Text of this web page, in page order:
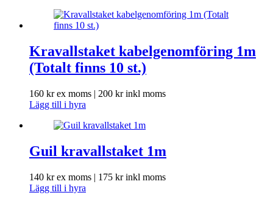
Kravallstaket kabelgenomföring 1m
(Totalt finns 10 st.)
160 krex moms | 200 krinkl moms
Lägg till i hyra
Guil kravallstaket 1m
140 krex moms | 175 krinkl moms
Lägg till i hyra